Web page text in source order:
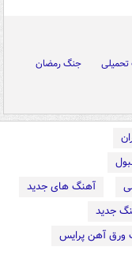
جنگ رمضان
آهنگ های جدید
جدید
ورق آهن پرایس